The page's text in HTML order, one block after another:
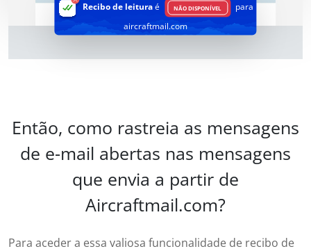
Recibo de leituraé NÃO DISPONÍVEL
para
aircraftmail.com
Então, como rastreia as mensagens
de e-mail abertas nas mensagens
que envia a partir de
Aircraftmail.com?
Para aceder a essa valiosa funcionalidade de recibo de